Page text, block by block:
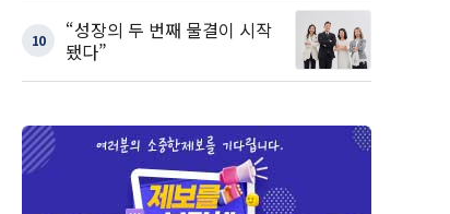
10
“성장의 두 번째 물결이 시작
됐다”